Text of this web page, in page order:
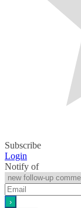
Subscribe
Login
Notify of